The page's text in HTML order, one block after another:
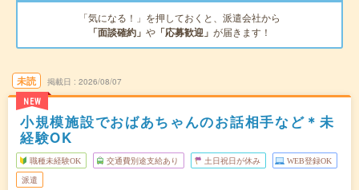
「気になる！」を押しておくと、派遣会社から
「面談確約」 や 「応募歓迎」 が届きます！
未読
NEW
掲載日 2026/08/07
小規模施設でおばあちゃんのお話相手など＊未
経験OK
職種未経験OK 交通費別途支給あり 土日祝日が休み WEB登録OK
派遣